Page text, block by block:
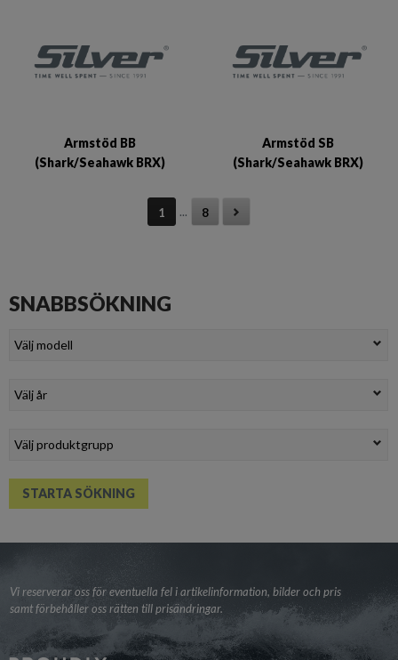
Armstöd BB
(Shark/Seahawk BRX)
Armstöd SB
(Shark/Seahawk BRX)
1 ... 8
SNABBSÖKNING
Vi reserverar oss för eventuella fel i artikelinformation, bilder och pris
samt förbehåller oss rätten till prisändringar.